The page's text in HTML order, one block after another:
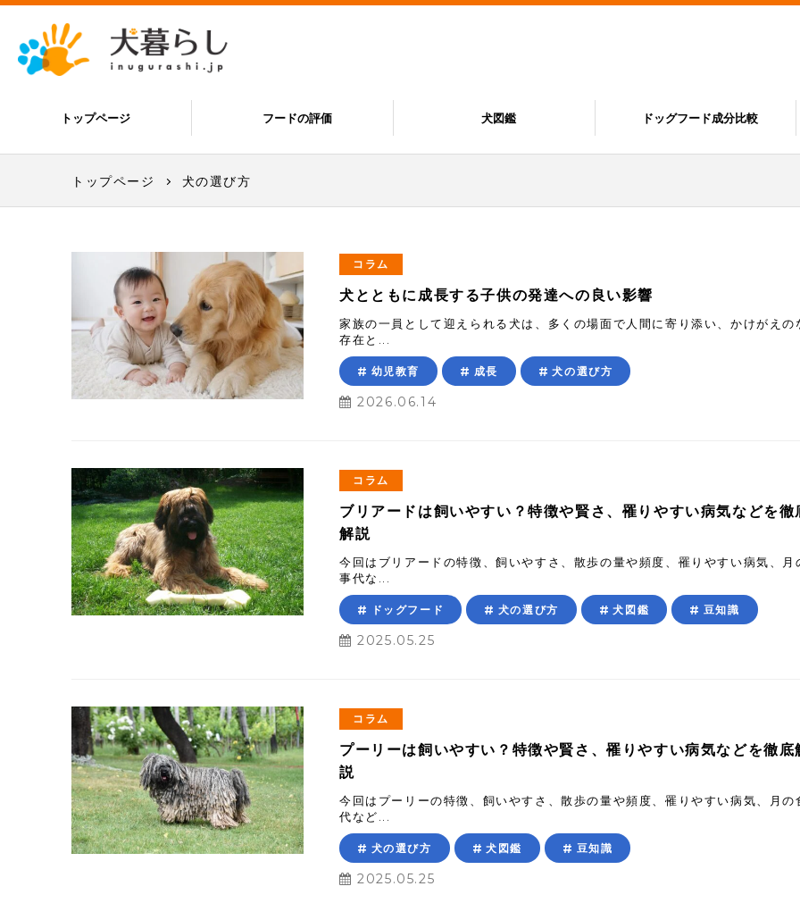
トップページ フードの評価 犬図鑑 ドッグフード成分比較
トップページ 犬の選び方
コラム
犬とともに成長する子供の発達への良い影響
家族の一員として迎えられる犬は、多くの場面で人間に寄り添い、かけがえの
存在と...
幼児教育 成長 犬の選び方
2026.06.14
コラム
ブリアードは飼いやすい？特徴や賢さ、罹りやすい病気などを徹
解説
今回はブリアードの特徴、飼いやすさ、散歩の量や頻度、罹りやすい病気、月
事代な...
ドッグフード 犬の選び方 犬図鑑 豆知識
2025.05.25
コラム
プーリーは飼いやすい？特徴や賢さ、罹りやすい病気などを徹底
説
今回はプーリーの特徴、飼いやすさ、散歩の量や頻度、罹りやすい病気、月の
代など...
犬の選び方 犬図鑑 豆知識
2025.05.25